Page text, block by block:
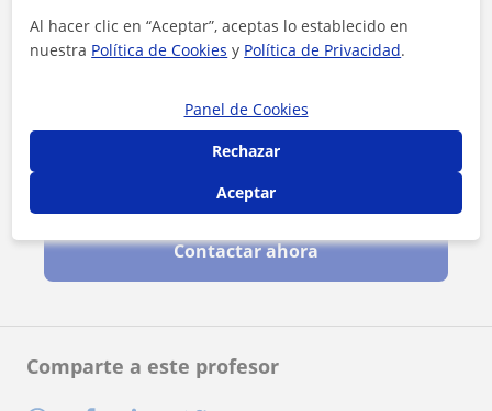
Comparte a este profesor
Al hacer clic, aceptas nuestroaviso legal
Contactar ahora
Al hacer clic en “Aceptar”, aceptas lo establecido en
nuestra Política de Cookies y Política de Privacidad.
Panel de Cookies
Rechazar
Aceptar